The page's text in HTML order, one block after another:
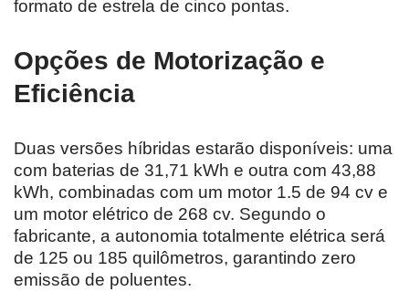
formato de estrela de cinco pontas.
Opções de Motorização e
Eficiência
Duas versões híbridas estarão disponíveis: uma
com baterias de 31,71 kWh e outra com 43,88
kWh, combinadas com um motor 1.5 de 94 cv e
um motor elétrico de 268 cv. Segundo o
fabricante, a autonomia totalmente elétrica será
de 125 ou 185 quilômetros, garantindo zero
emissão de poluentes.